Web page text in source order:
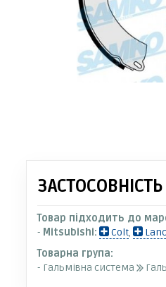
ЗАСТОСОВНІСТЬ
Товар підходить до
- Mitsubishi: Colt,
Товарна група:
- Гальмівна система